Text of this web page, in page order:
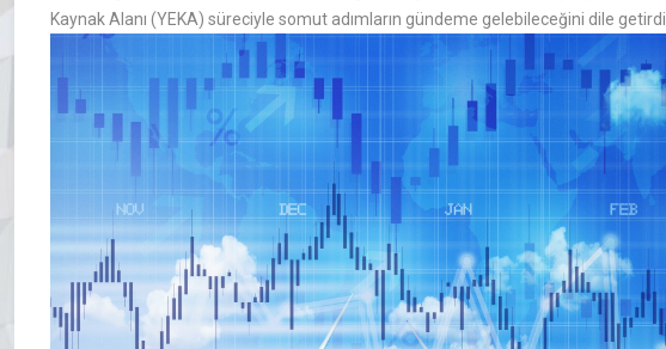
Kaynak Alanı (YEKA) süreciyle somut adımların gündeme gelebileceğini dile getirdi.